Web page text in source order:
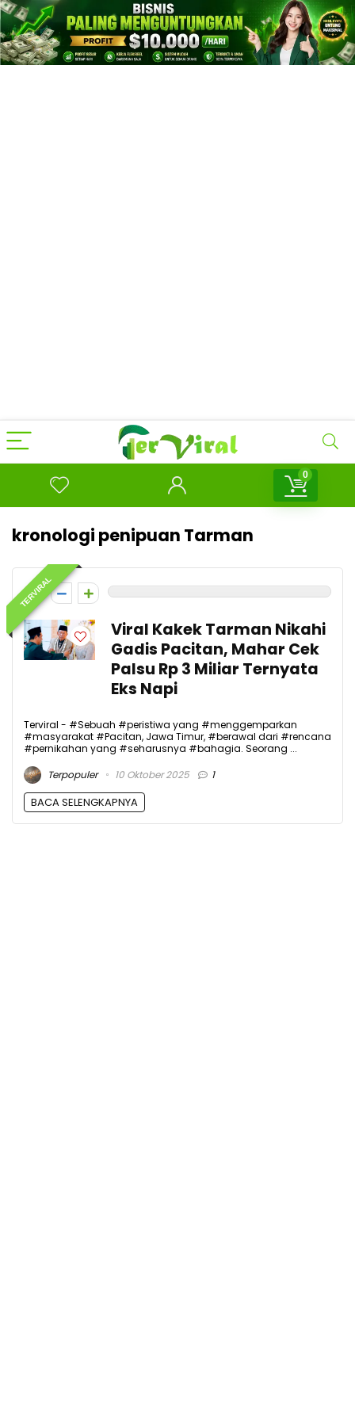
0
kronologi penipuan Tarman
TERVIRAL
0
Viral Kakek Tarman Nikahi
Gadis Pacitan, Mahar Cek
Palsu Rp 3 Miliar Ternyata
Eks Napi
Terviral - #Sebuah #peristiwa yang #menggemparkan
#masyarakat #Pacitan, Jawa Timur, #berawal dari #rencana
#pernikahan yang #seharusnya #bahagia. Seorang ...
Terpopuler
10 Oktober 2025 1
BACA SELENGKAPNYA